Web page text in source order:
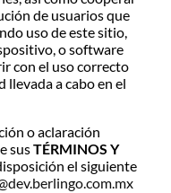
de usuarios que
uso de este sitio,
o software
con el uso correcto
a cabo en el
o aclaración
susTÉRMINOS Y
el siguiente